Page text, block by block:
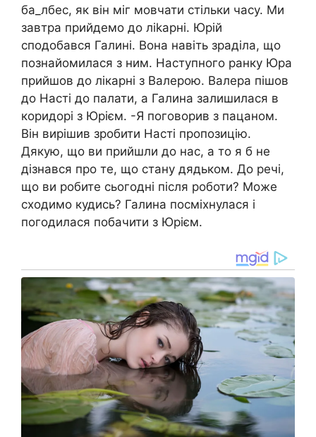
бa_лбес, як він міг мовчати стільки часу. Ми
завтра прийдемо до лikapні. Юрій
сподобався Галині. Вона навіть зраділа, що
познайомилася з ним. Наступного ранку Юра
прийшов до лікарні з Валерою. Валера пішов
до Насті до палати, а Галина залишилася в
коридорі з Юрієм. -Я поговорив з пацаном.
Він вирішив зробити Насті пропозицію.
Дякую, що ви прийшли до нас, а то я б не
дізнався про те, що стану дядьком. До речі,
що ви робите сьогодні після роботи? Може
сходимо кудись? Галина посміхнулася і
погодилася побачити з Юрієм.